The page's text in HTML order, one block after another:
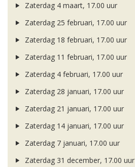
Zaterdag 4 maart, 17.00 uur
Zaterdag 25 februari, 17.00 uur
Zaterdag 18 februari, 17.00 uur
Zaterdag 11 februari, 17.00 uur
Zaterdag 4 februari, 17.00 uur
Zaterdag 28 januari, 17.00 uur
Zaterdag 21 januari, 17.00 uur
Zaterdag 14 januari, 17.00 uur
Zaterdag 7 januari, 17.00 uur
Zaterdag 31 december, 17.00 uur